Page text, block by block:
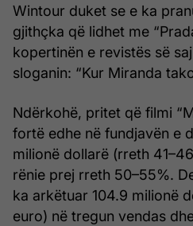
Wintour duket se e ka
gjithçka që lidhet me
kopertinën e revistës së
sloganin: “Kur Miranda
Ndërkohë, pritet që filmi
fortë edhe në fundjavën e
milionë dollarë (rreth
rënie prej rreth 50–55%.
ka arkëtuar 104.9 milionë
euro) në tregun vendas